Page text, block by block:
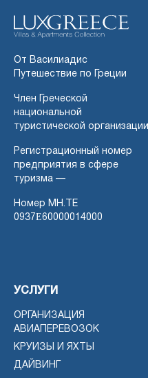
От Василиадис
Путешествие по Греции
Член Греческой
национальной
туристической организации
Регистрационный номер
предприятия в сфере
туризма —
Номер MH.TE
0937Ε60000014000
УСЛУГИ
ОРГАНИЗАЦИЯ
АВИАПЕРЕВОЗОК
КРУИЗЫ И ЯХТЫ
ДАЙВИНГ